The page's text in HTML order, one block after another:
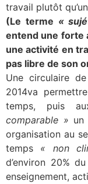
travail plutôt
(Le terme «
entend une forte
une activité en
pas libre de son
Une circulaire
2014va
temps, puis
comparable » un
organisation au
temps « non
d’environ 20%
enseignement,